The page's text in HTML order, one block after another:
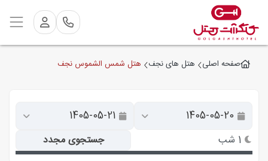
صفحه اصلی هتل های نجف هتل شمس الشموس نجف
1 شب جستجوی مجدد